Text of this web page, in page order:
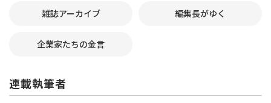
雑誌アーカイブ 編集長がゆく
企業家たちの金言
連載執筆者